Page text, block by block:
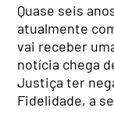
Quase seis
atualmente
vai receber
notícia chega
Justiça ter
Fidelidade, a